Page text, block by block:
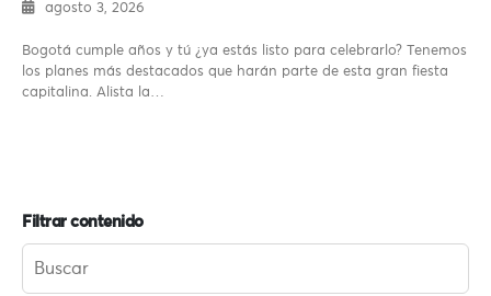
agosto 3, 2026
Bogotá cumple años y tú ¿ya estás listo para celebrarlo? Tenemos
los planes más destacados que harán parte de esta gran fiesta
capitalina. Alista la…
Filtrar contenido